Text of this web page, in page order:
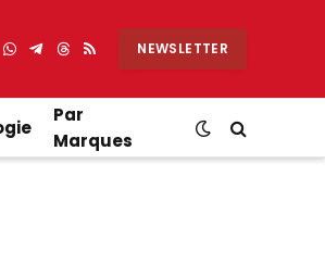
WhatsApp
Partager
Telegram
Threads
RSS NEWSLETTER
Par
Marques